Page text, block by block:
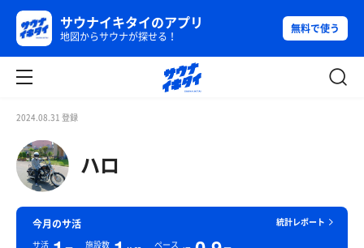
サウナイキタイのアプリ
地図からサウナが探せる！
無料で使う
2024.08.31 登録
ハロ
統計レポート
今月のサ活
サ活 施設数 ペース